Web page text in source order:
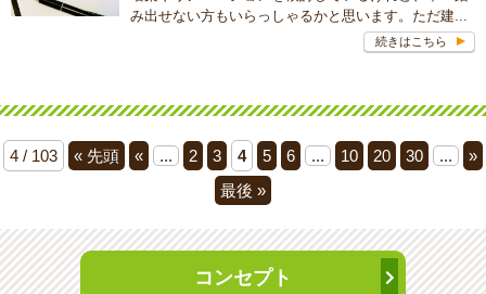
み出せない方もいらっしゃるかと思います。ただ建...
続きはこちら
4 / 103 « 先頭 « ... 2 3 4 5 6 ... 10 20 30 ...
»
最後 »
コンセプト